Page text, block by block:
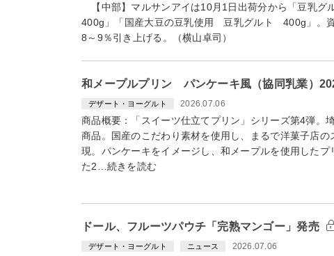
【中部】マルサンアイは10月1日出荷分から「豆乳
400g」「国産大豆の豆乳使用 豆乳グルト 400g」。
8～9％引き上げる。（横山卓司）
和メープルプリン パンケーキ⾵（協同乳業）
デザート・ヨーグルト 2026.07.06
商品概要：「スイーツ仕立てプリン」シリーズ第4弾。
商品。国産のこだわり素材を使⽤し、まるで洋菓⼦店
現。パンケーキをイメージし、和メープルを使⽤した
た2…続きを読む
ドール、フルーツパウチ「完熟マンゴー」発売
デザート・ヨーグルト ニュース 2026.07.06